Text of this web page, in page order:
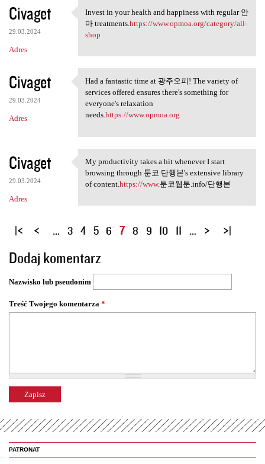
Civaget
29.03.2024
Adres
Invest in your health and
Invest in your health and happiness with regular 안
마 treatments. https://www.opmoa.org/category/all-
shop
Civaget
29.03.2024
Adres
Had a fantastic time at 광주오피!
Had a fantastic time at 광주오피! The variety of
services offered ensures there's something for
everyone's relaxation
needs.https://www.opmoa.org
Civaget
29.03.2024
Adres
My productivity takes a hit
My productivity takes a hit whenever I start
browsing through 툰코 단행본's extensive library
of content. https://www.툰코웹툰.info/단행본
S
r
o
y
… 3 4 5 6 7 8 9 10 11 …
Dodaj komentarz
Nazwisko lub pseudonim
Treść Twojego komentarza *
PATRONAT